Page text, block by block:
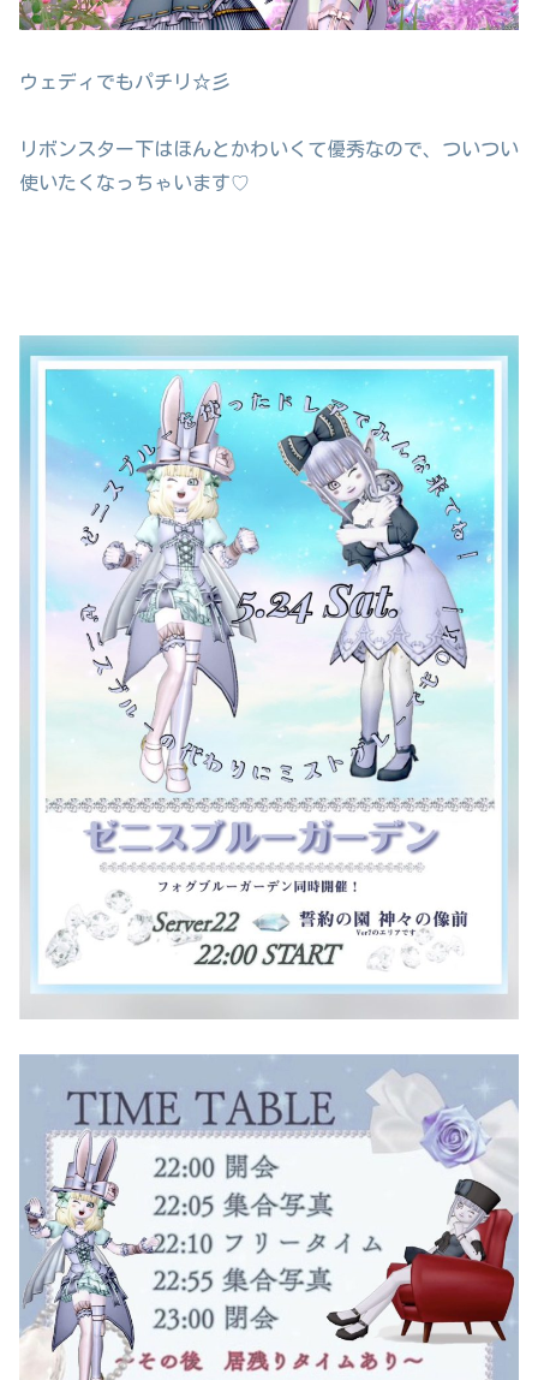
ウェディでもパチリ☆彡
リボンスター下はほんとかわいくて優秀なので、ついつい
使いたくなっちゃいます♡